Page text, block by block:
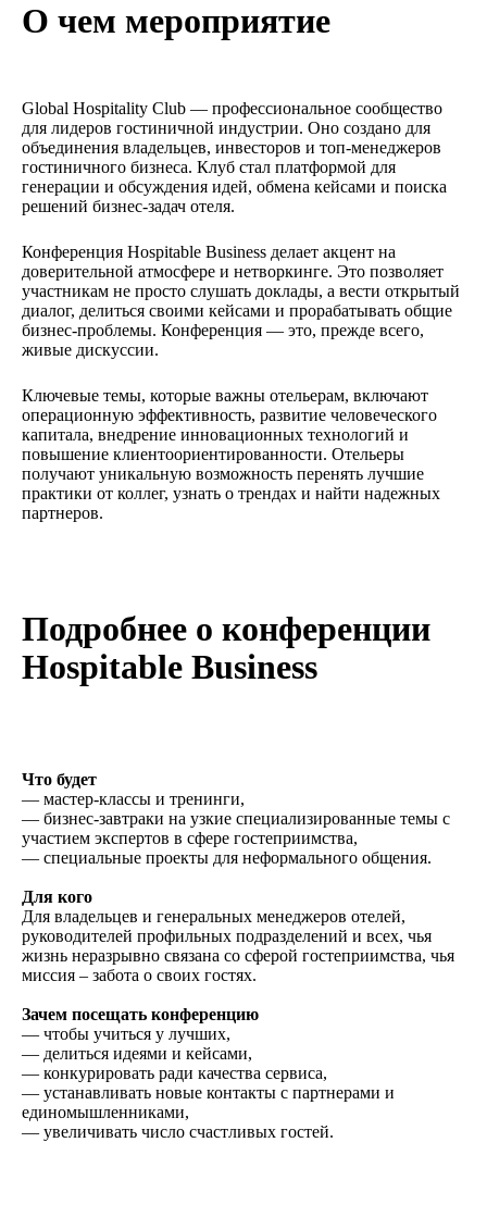
О чем мероприятие
Global Hospitality Club — профессиональное сообщество
для лидеров гостиничной индустрии. Оно создано для
объединения владельцев, инвесторов и топ-менеджеров
гостиничного бизнеса. Клуб стал платформой для
генерации и обсуждения идей, обмена кейсами и поиска
решений бизнес-задач отеля.
Конференция Hospitable Business делает акцент на
доверительной атмосфере и нетворкинге. Это позволяет
участникам не просто слушать доклады, а вести открытый
диалог, делиться своими кейсами и прорабатывать общие
бизнес-проблемы. Конференция — это, прежде всего,
живые дискуссии.
Ключевые темы, которые важны отельерам, включают
операционную эффективность, развитие человеческого
капитала, внедрение инновационных технологий и
повышение клиентоориентированности. Отельеры
получают уникальную возможность перенять лучшие
практики от коллег, узнать о трендах и найти надежных
партнеров.
Подробнее о конференции
Hospitable Business
Что будет
— мастер-классы и тренинги,
— бизнес-завтраки на узкие специализированные темы с
участием экспертов в сфере гостеприимства,
— специальные проекты для неформального общения.
Для кого
Для владельцев и генеральных менеджеров отелей,
руководителей профильных подразделений и всех, чья
жизнь неразрывно связана со сферой гостеприимства, чья
миссия – забота о своих гостях.
Зачем посещать конференцию
— чтобы учиться у лучших,
— делиться идеями и кейсами,
— конкурировать ради качества сервиса,
— устанавливать новые контакты с партнерами и
единомышленниками,
— увеличивать число счастливых гостей.